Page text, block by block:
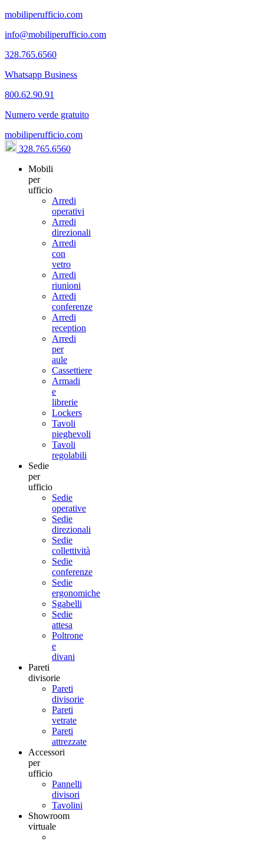
mobiliperufficio.com
info@mobiliperufficio.com
328.765.6560
Whatsapp Business
800.62.90.91
Numero verde gratuito
mobiliperufficio.com
328.765.6560
Mobili
per
ufficio
Arredi
operativi
Arredi
direzionali
Arredi
con
vetro
Arredi
riunioni
Arredi
conferenze
Arredi
reception
Arredi
per
aule
Cassettiere
Armadi
e
librerie
Lockers
Tavoli
pieghevoli
Tavoli
regolabili
Sedie
per
ufficio
Sedie
operative
Sedie
direzionali
Sedie
collettività
Sedie
conferenze
Sedie
ergonomiche
Sgabelli
Sedie
attesa
Poltrone
e
divani
Pareti
divisorie
Pareti
divisorie
Pareti
vetrate
Pareti
attrezzate
Accessori
per
ufficio
Pannelli
divisori
Tavolini
Showroom
virtuale